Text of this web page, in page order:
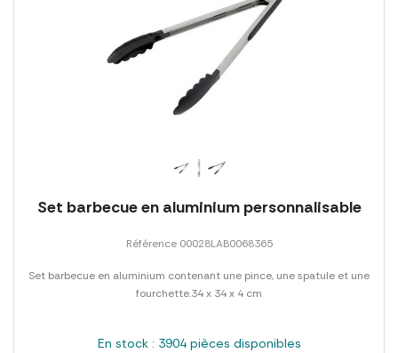
Set barbecue en aluminium personnalisable
Référence 00028LAB0068365
Set barbecue en aluminium contenant une pince, une spatule et une
fourchette.34 x 34 x 4 cm
En stock : 3904 pièces disponibles